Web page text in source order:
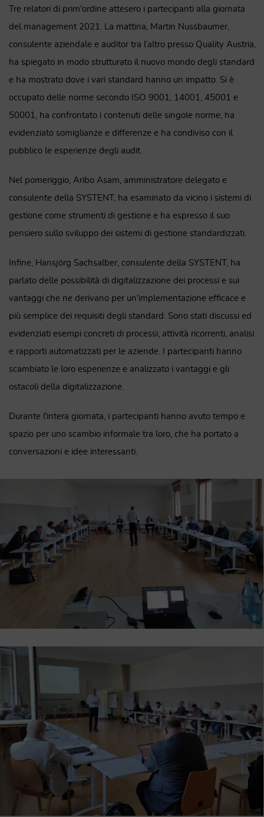
Tre relatori di prim'ordine attesero i partecipanti alla giornata
del management 2021. La mattina, Martin Nussbaumer,
consulente aziendale e auditor tra l’altro presso Quality Austria,
ha spiegato in modo strutturato il nuovo mondo degli standard
e ha mostrato dove i vari standard hanno un impatto. Si è
occupato delle norme secondo ISO 9001, 14001, 45001 e
50001, ha confrontato i contenuti delle singole norme, ha
evidenziato somiglianze e differenze e ha condiviso con il
pubblico le esperienze degli audit.
Nel pomeriggio, Aribo Asam, amministratore delegato e
consulente della SYSTENT, ha esaminato da vicino i sistemi di
gestione come strumenti di gestione e ha espresso il suo
pensiero sullo sviluppo dei sistemi di gestione standardizzati.
Infine, Hansjörg Sachsalber, consulente della SYSTENT, ha
parlato delle possibilità di digitalizzazione dei processi e sui
vantaggi che ne derivano per un'implementazione efficace e
più semplice dei requisiti degli standard. Sono stati discussi ed
evidenziati esempi concreti di processi, attività ricorrenti, analisi
e rapporti automatizzati per le aziende. I partecipanti hanno
scambiato le loro esperienze e analizzato i vantaggi e gli
ostacoli della digitalizzazione.
Durante l'intera giornata, i partecipanti hanno avuto tempo e
spazio per uno scambio informale tra loro, che ha portato a
conversazioni e idee interessanti.